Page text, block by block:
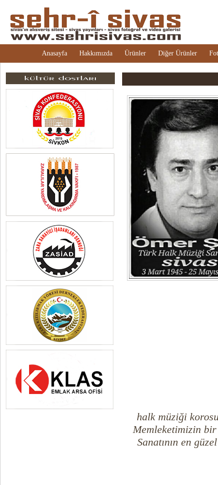
Anasayfa Hakkımızda Ürünler Diğer Ürünler
halk müziği
Memleketimizin
Sanatının en